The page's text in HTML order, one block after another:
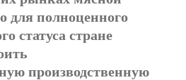
для полноценного
статуса стране
производственную